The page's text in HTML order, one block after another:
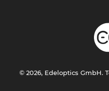
© 2026, Edeloptics GmbH.